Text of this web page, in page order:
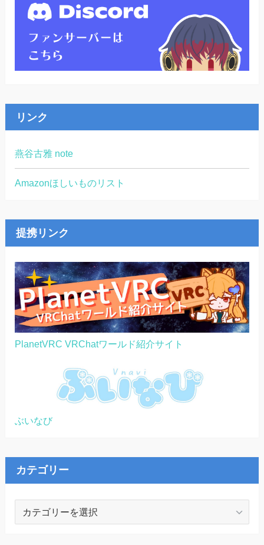
リンク
燕谷古雅 note
Amazonほしいものリスト
提携リンク
PlanetVRC VRChatワールド紹介サイト
ぶいなび
カテゴリー